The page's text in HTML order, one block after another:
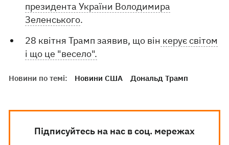
президента України Володимира
Зеленського.
28 квітня Трамп заявив, що він керує світом
і що це "весело".
Новини по темі: Новини США Дональд Трамп
Підписуйтесь на нас в соц. мережах